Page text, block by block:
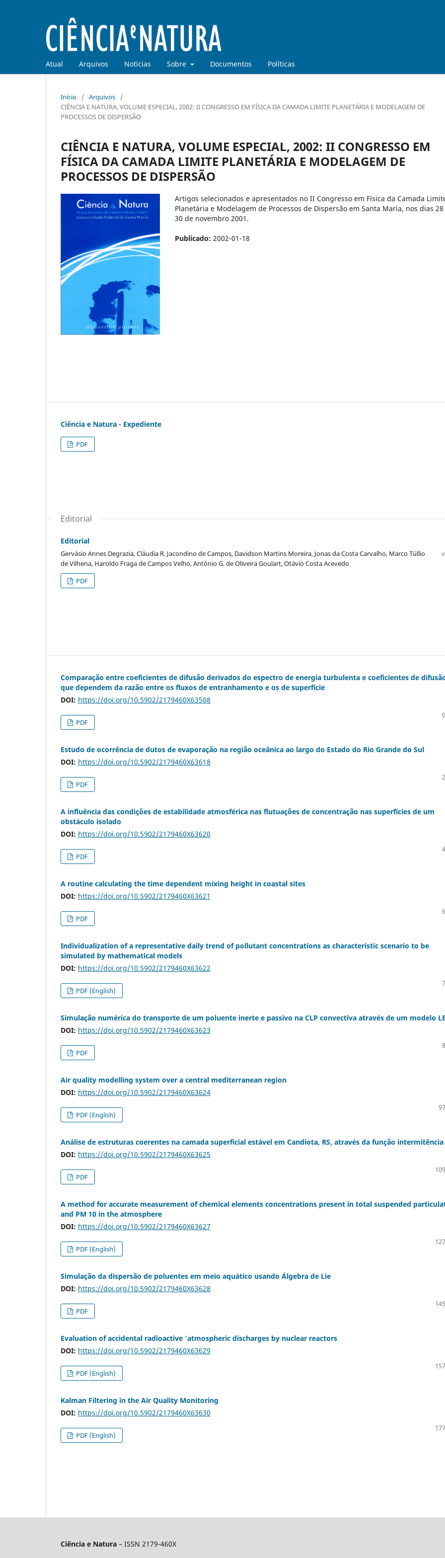
Atual Arquivos Notícias Sobre Documentos Políticas
Início / Arquivos
/
CIÊNCIA E NATURA, VOLUME ESPECIAL, 2002: II CONGRESSO EM FÍSICA DA CAMADA LIMITE PLANETÁRIA E MODELAGEM DE
PROCESSOS DE DISPERSÃO
CIÊNCIA E NATURA, VOLUME ESPECIAL, 2002: II CONGRESSO EM
FÍSICA DA CAMADA LIMITE PLANETÁRIA E MODELAGEM DE
PROCESSOS DE DISPERSÃO
Artigos selecionados e apresentados no II Congresso em Física da Camada
Planetária e Modelagem de Processos de Dispersão em Santa Maria, nos dias 28
30 de novembro 2001.
Publicado: 2002-01-18
Ciência e Natura - Expediente
PDF
Editorial
Editorial
Gervásio Annes Degrazia, Cláudia R. Jacondino de Campos, Davidson Martins Moreira, Jonas da Costa Carvalho, Marco Túllio
de Vilhena, Haroldo Fraga de Campos Velho, Antônio G. de Oliveira Goulart, Otávio Costa Acevedo
PDF
Comparação entre coeficientes de difusão derivados do espectro de energia turbulenta e coeficientes de
que dependem da razão entre os fluxos de entranhamento e os de superfície
DOI: https://doi.org/10.5902/2179460X63508
PDF
Estudo de ocorrência de dutos de evaporação na região oceânica ao largo do Estado do Rio Grande do Sul
DOI: https://doi.org/10.5902/2179460X63618
PDF
A influência das condições de estabilidade atmosférica nas flutuações de concentração nas superfícies de um
obstáculo isolado
DOI: https://doi.org/10.5902/2179460X63620
PDF
A routine calculating the time dependent mixing height in coastal sites
DOI: https://doi.org/10.5902/2179460X63621
PDF
Individualization of a representative daily trend of pollutant concentrations as characteristic scenario to be
simulated by mathematical models
DOI: https://doi.org/10.5902/2179460X63622
PDF (English)
Simulação numérica do transporte de um poluente inerte e passivo na CLP convectiva através de um modelo
DOI: https://doi.org/10.5902/2179460X63623
PDF
Air quality modelling system over a central mediterranean region
DOI: https://doi.org/10.5902/2179460X63624
PDF (English)
Análise de estruturas coerentes na camada superficial estável em Candiota, RS, através da função intermitência
DOI: https://doi.org/10.5902/2179460X63625
PDF
A method for accurate measurement of chemical elements concentrations present in total suspended
and PM 10 in the atmosphere
DOI: https://doi.org/10.5902/2179460X63627
PDF (English)
Simulação da dispersão de poluentes em meio aquático usando Álgebra de Lie
DOI: https://doi.org/10.5902/2179460X63628
PDF
Evaluation of accidental radioactive 'atmospheric discharges by nuclear reactors
DOI: https://doi.org/10.5902/2179460X63629
PDF (English)
Kalman Filtering in the Air Quality Monitoring
DOI: https://doi.org/10.5902/2179460X63630
PDF (English)
Ciência e Natura – ISSN 2179-460X